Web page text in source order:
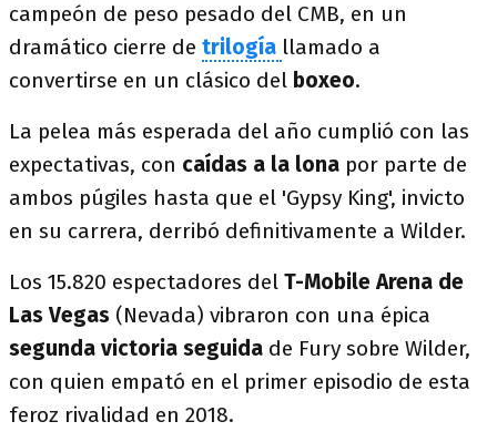
campeón de peso pesado del CMB, en un
dramático cierre de trilogía llamado a
convertirse en un clásico del boxeo.
La pelea más esperada del año cumplió con las
expectativas, con caídas a la lona por parte de
ambos púgiles hasta que el 'Gypsy King', invicto
en su carrera, derribó definitivamente a Wilder.
Los 15.820 espectadores del T-Mobile Arena de
Las Vegas (Nevada) vibraron con una épica
segunda victoria seguida de Fury sobre Wilder,
con quien empató en el primer episodio de esta
feroz rivalidad en 2018.